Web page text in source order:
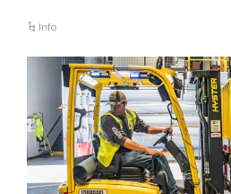
Info